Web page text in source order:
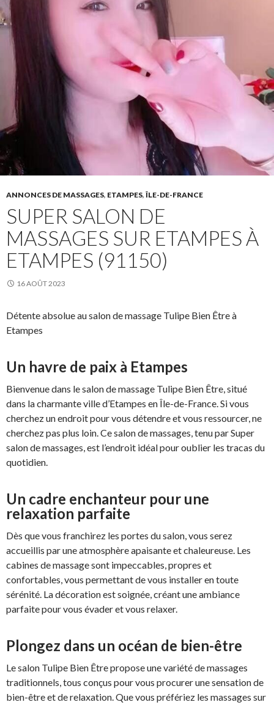
ANNONCES DE MASSAGES, ETAMPES, ÎLE-DE-FRANCE
SUPER SALON DE
MASSAGES SUR ETAMPES À
ETAMPES (91150)
16 AOÛT 2023
Détente absolue au salon de massage Tulipe Bien Être à
Etampes
Un havre de paix à Etampes
Bienvenue dans le salon de massage Tulipe Bien Être, situé
dans la charmante ville d’Etampes en Île-de-France. Si vous
cherchez un endroit pour vous détendre et vous ressourcer, ne
cherchez pas plus loin. Ce salon de massages, tenu par Super
salon de massages, est l’endroit idéal pour oublier les tracas du
quotidien.
Un cadre enchanteur pour une
relaxation parfaite
Dès que vous franchirez les portes du salon, vous serez
accueillis par une atmosphère apaisante et chaleureuse. Les
cabines de massage sont impeccables, propres et
confortables, vous permettant de vous installer en toute
sérénité. La décoration est soignée, créant une ambiance
parfaite pour vous évader et vous relaxer.
Plongez dans un océan de bien-être
Le salon Tulipe Bien Être propose une variété de massages
traditionnels, tous conçus pour vous procurer une sensation de
bien-être et de relaxation. Que vous préfériez les massages sur